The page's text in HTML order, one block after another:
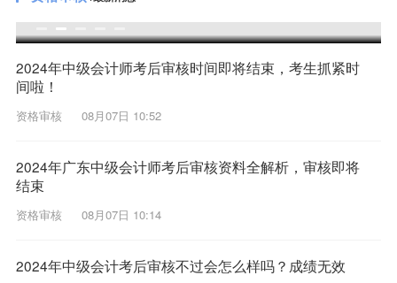
中级会计师考后资格审核流程及审核时间
2024年中级会计师考后审核时间即将结束，考生抓紧时
间啦！
资格审核 08月07日 10:52
2024年广东中级会计师考后审核资料全解析，审核即将
结束
资格审核 08月07日 10:14
2024年中级会计考后审核不过会怎么样吗？成绩无效